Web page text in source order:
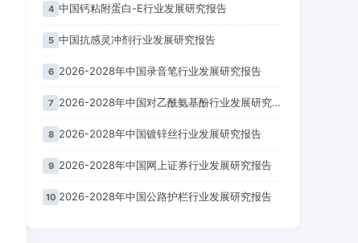
4 中国钙粘附蛋白-E行业发展研究报告
5 中国抗感灵冲剂行业发展研究报告
6 2026-2028年中国录音笔行业发展研究报告
7 2026-2028年中国对乙酰氨基酚行业发展研究报告
8 2026-2028年中国镀锌丝行业发展研究报告
9 2026-2028年中国网上证券行业发展研究报告
10 2026-2028年中国公路护栏行业发展研究报告